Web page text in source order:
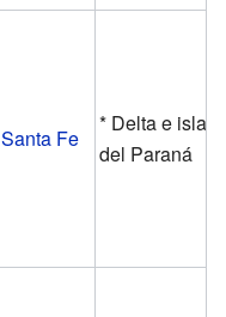
Santa Fe
* Delta e islas
del Paraná